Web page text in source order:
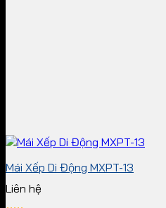
Mái Xếp Di Động MXPT-13
Liên hệ